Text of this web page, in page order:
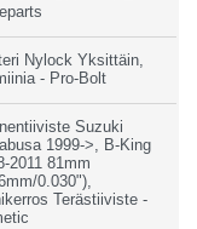
Nylock Yksittäin,
- Pro-Bolt
Suzuki
1999->, B-King
2011 81mm
0.030"),
Terästiiviste -